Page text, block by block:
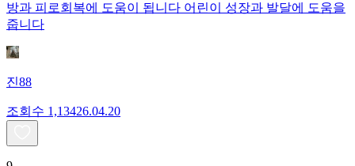
방과 피로회복에 도움이 됩니다 어린이 성장과 발달에 도움을
줍니다
진88
조회수 1,13426.04.20